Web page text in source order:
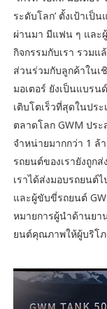
ระดับโลก’ ตั้งเป้าเป็
ผ่านมา มีแฟน ๆ และ
กิจกรรมกับเรา รวมแ
ส่วนร่วมกับลูกค้าในเ
มอเตอร์ ยังเป็นแบร
เติบโตเร็วที่สุดในปร
ตลาดโลก GWM ปร
จำหน่ายมากกว่า 1 ล้
รถยนต์ของเรายังถูก
เราได้ส่งมอบรถยนต์
และผู้ขับขี่รถยนต์
หมายการผู้นำด้านยา
ยนต์คุณภาพให้ผู้บริโ